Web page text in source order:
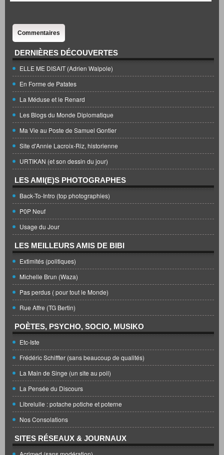
Commentaires
DERNIÈRES DÉCOUVERTES
ELLE ME DISAIT (Adrien Walpole)
En Forme de Patates
La Méduse et le Renard
Les Blogs du Monde Diplomatique
Ma Vie au Poste de Samuel Gontier
Site d'Annie Lacroix-Riz, historienne
URTIKAN (et son dessin du jour)
LES AMI(E)S PHOTOGRAPHES
Back-To-Intro (top photographies)
P0P Neuf
Usage du Jour
LES MEILLEURS AMIS DE BIBI
Extimités (politiques)
Michelle Brun (Waza)
Pas perdus ( pour tout le Monde)
Rue Affre (TG Bertin)
POÈTES, PSYCHO, SOCIO, MUSIKO
Etc-Iste
Frédéric Schiffter (sans beaucoup de qualités)
La Main de Singe (un site au poil)
La Pensée du Discours
Librelulle : potache potiche et poterne
Nos Consolations
SITES RÉSEAUX & JOURNAUX